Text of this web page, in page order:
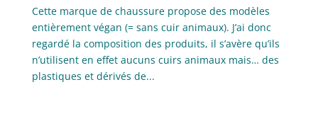
Cette marque de chaussure propose des modèles
entièrement végan (= sans cuir animaux). J’ai donc
regardé la composition des produits, il s’avère qu’ils
n’utilisent en effet aucuns cuirs animaux mais… des
plastiques et dérivés de...